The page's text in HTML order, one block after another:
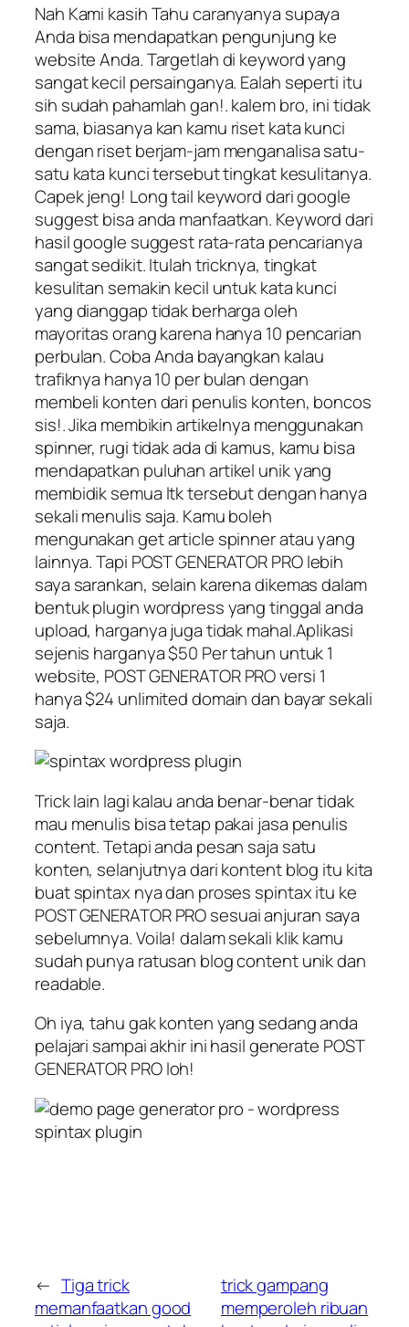
Nah Kami kasih Tahu caranyanya supaya
Anda bisa mendapatkan pengunjung ke
website Anda. Targetlah di keyword yang
sangat kecil persainganya. Ealah seperti itu
sih sudah pahamlah gan!. kalem bro, ini tidak
sama, biasanya kan kamu riset kata kunci
dengan riset berjam-jam menganalisa satu-
satu kata kunci tersebut tingkat kesulitanya.
Capek jeng! Long tail keyword dari google
suggest bisa anda manfaatkan. Keyword dari
hasil google suggest rata-rata pencarianya
sangat sedikit. Itulah tricknya, tingkat
kesulitan semakin kecil untuk kata kunci
yang dianggap tidak berharga oleh
mayoritas orang karena hanya 10 pencarian
perbulan. Coba Anda bayangkan kalau
trafiknya hanya 10 per bulan dengan
membeli konten dari penulis konten, boncos
sis!. Jika membikin artikelnya menggunakan
spinner, rugi tidak ada di kamus, kamu bisa
mendapatkan puluhan artikel unik yang
membidik semua ltk tersebut dengan hanya
sekali menulis saja. Kamu boleh
mengunakan get article spinner atau yang
lainnya. Tapi POST GENERATOR PRO lebih
saya sarankan, selain karena dikemas dalam
bentuk plugin wordpress yang tinggal anda
upload, harganya juga tidak mahal.Aplikasi
sejenis harganya $50 Per tahun untuk 1
website, POST GENERATOR PRO versi 1
hanya $24 unlimited domain dan bayar sekali
saja.
Trick lain lagi kalau anda benar-benar tidak
mau menulis bisa tetap pakai jasa penulis
content. Tetapi anda pesan saja satu
konten, selanjutnya dari kontent blog itu kita
buat spintax nya dan proses spintax itu ke
POST GENERATOR PRO sesuai anjuran saya
sebelumnya. Voila! dalam sekali klik kamu
sudah punya ratusan blog content unik dan
readable.
Oh iya, tahu gak konten yang sedang anda
pelajari sampai akhir ini hasil generate POST
GENERATOR PRO loh!
← Tiga trick
memanfaatkan good
trick gampang
memperoleh ribuan